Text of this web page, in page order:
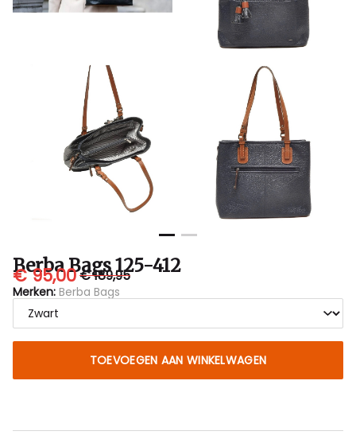
Berba Bags 125-412
€ 95,00€ 189,95
Merken: Berba Bags
TOEVOEGEN AAN WINKELWAGEN